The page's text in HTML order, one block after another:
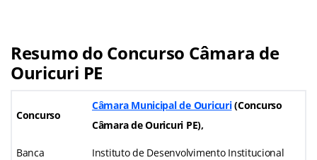
Resumo do Concurso Câmara de
Ouricuri PE
Concurso
Câmara Municipal de Ouricuri(Concurso
Câmara de Ouricuri PE),
Banca
Instituto de Desenvolvimento Institucional